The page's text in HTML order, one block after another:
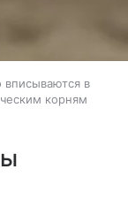
в
корням